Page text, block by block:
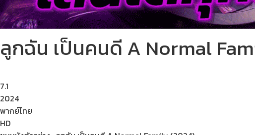
ลูกฉัน เป็นคนดี A Normal
7.1
2024
พากย์ไทย
HD